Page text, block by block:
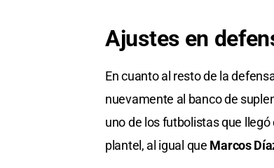
Ajustes en
En cuanto al resto de la
nuevamente al banco de
uno de los futbolistas que
plantel, al igual que Marcos